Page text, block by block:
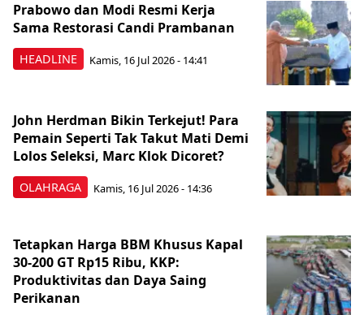
HEADLINE
Prabowo dan Modi Resmi Kerja
Sama Restorasi Candi Prambanan
Kamis, 16 Jul 2026 - 14:41
OLAHRAGA
John Herdman Bikin Terkejut! Para
Pemain Seperti Tak Takut Mati Demi
Lolos Seleksi, Marc Klok Dicoret?
Kamis, 16 Jul 2026 - 14:36
Tetapkan Harga BBM Khusus Kapal
30-200 GT Rp15 Ribu, KKP:
Produktivitas dan Daya Saing
Perikanan